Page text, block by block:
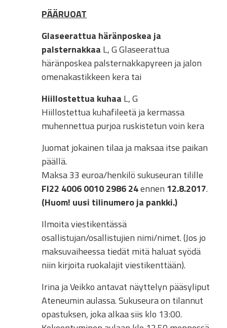
PÄÄRUOAT
Glaseerattua häränposkea ja
palsternakkaa L, G Glaseerattua
häränposkea palsternakkapyreen ja jalon
omenakastikkeen kera tai
Hiillostettua kuhaa L, G
Hiillostettua kuhafileetä ja kermassa
muhennettua purjoa ruskistetun voin kera
Juomat jokainen tilaa ja maksaa itse paikan
päällä.
Maksa 33 euroa/henkilö sukuseuran tilille
FI22 4006 0010 2986 24ennen 12.8.2017.
(Huom! uusi tilinumero ja pankki.)
Ilmoita viestikentässä
osallistujan/osallistujien nimi/nimet. (Jos jo
maksuvaiheessa tiedät mitä haluat syödä
niin kirjoita ruokalajit viestikenttään).
Irina ja Veikko antavat näyttelyn pääsyliput
Ateneumin aulassa. Sukuseura on tilannut
opastuksen, joka alkaa siis klo 13:00.